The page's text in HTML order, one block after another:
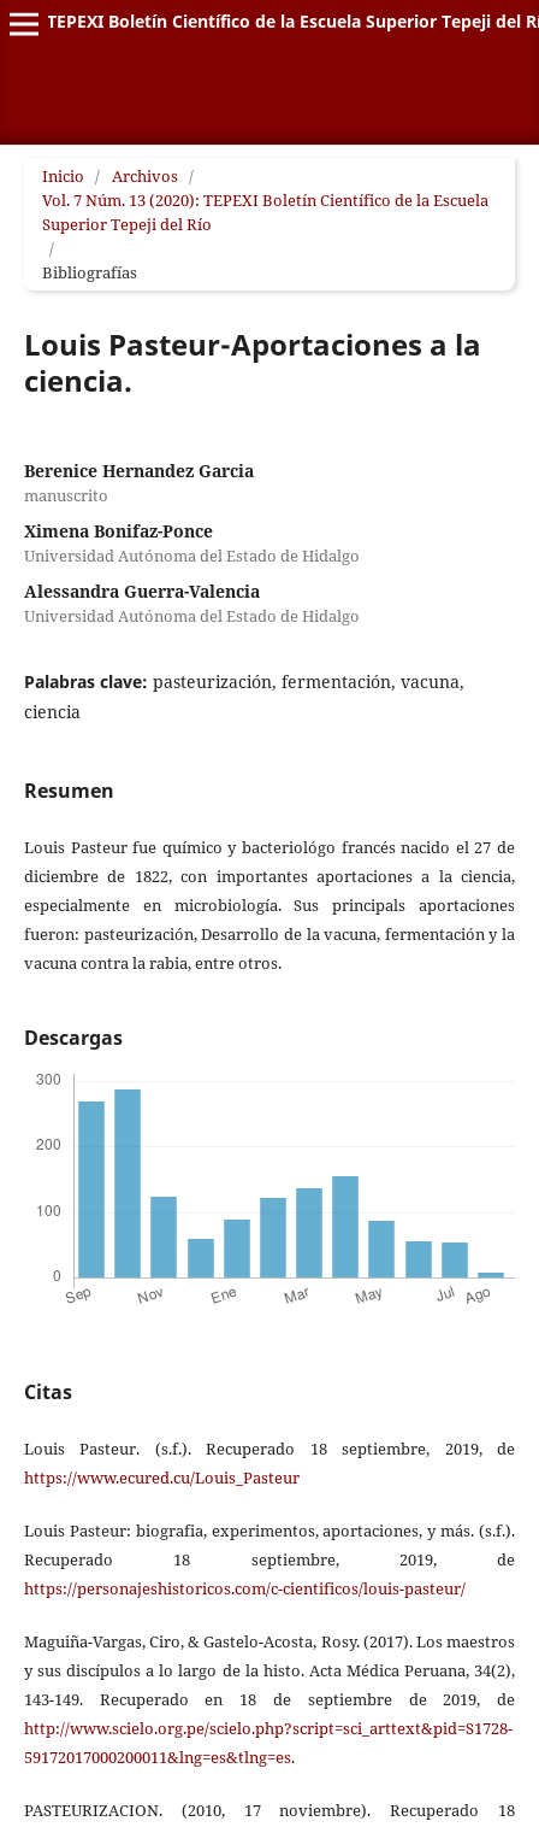
TEPEXI Boletín Científico de la Escuela Superior Tepeji del
Inicio / Archivos /
Vol. 7 Núm. 13 (2020): TEPEXI Boletín Científico de la Escuela
Superior Tepeji del Río
/
Bibliografías
Louis Pasteur-Aportaciones a la
ciencia.
Berenice Hernandez Garcia
manuscrito
Ximena Bonifaz-Ponce
Universidad Autónoma del Estado de Hidalgo
Alessandra Guerra-Valencia
Universidad Autónoma del Estado de Hidalgo
Palabras clave: pasteurización, fermentación, vacuna,
ciencia
Resumen
Louis Pasteur fue químico y bacteriológo francés nacido el 27 de
diciembre de 1822, con importantes aportaciones a la ciencia,
especialmente en microbiología. Sus principals aportaciones
fueron: pasteurización, Desarrollo de la vacuna, fermentación y la
vacuna contra la rabia, entre otros.
Descargas
Citas
Louis Pasteur. (s.f.). Recuperado 18 septiembre, 2019, de
https://www.ecured.cu/Louis_Pasteur
Louis Pasteur: biografia, experimentos, aportaciones, y más. (s.f.).
Recuperado 18 septiembre, 2019, de
https://personajeshistoricos.com/c-cientificos/louis-pasteur/
Maguiña-Vargas, Ciro, & Gastelo-Acosta, Rosy. (2017). Los maestros
y sus discípulos a lo largo de la histo. Acta Médica Peruana, 34(2),
143-149. Recuperado en 18 de septiembre de 2019, de
http://www.scielo.org.pe/scielo.php?script=sci_arttext&pid=S1728-
59172017000200011&lng=es&tlng=es.
PASTEURIZACION. (2010, 17 noviembre). Recuperado 18